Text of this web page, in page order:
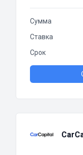
Сумма
Ставка
Срок